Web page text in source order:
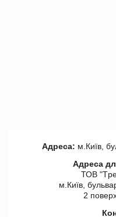
Адреса: м.Київ,
Адреса
ТОВ
м.Київ,
2